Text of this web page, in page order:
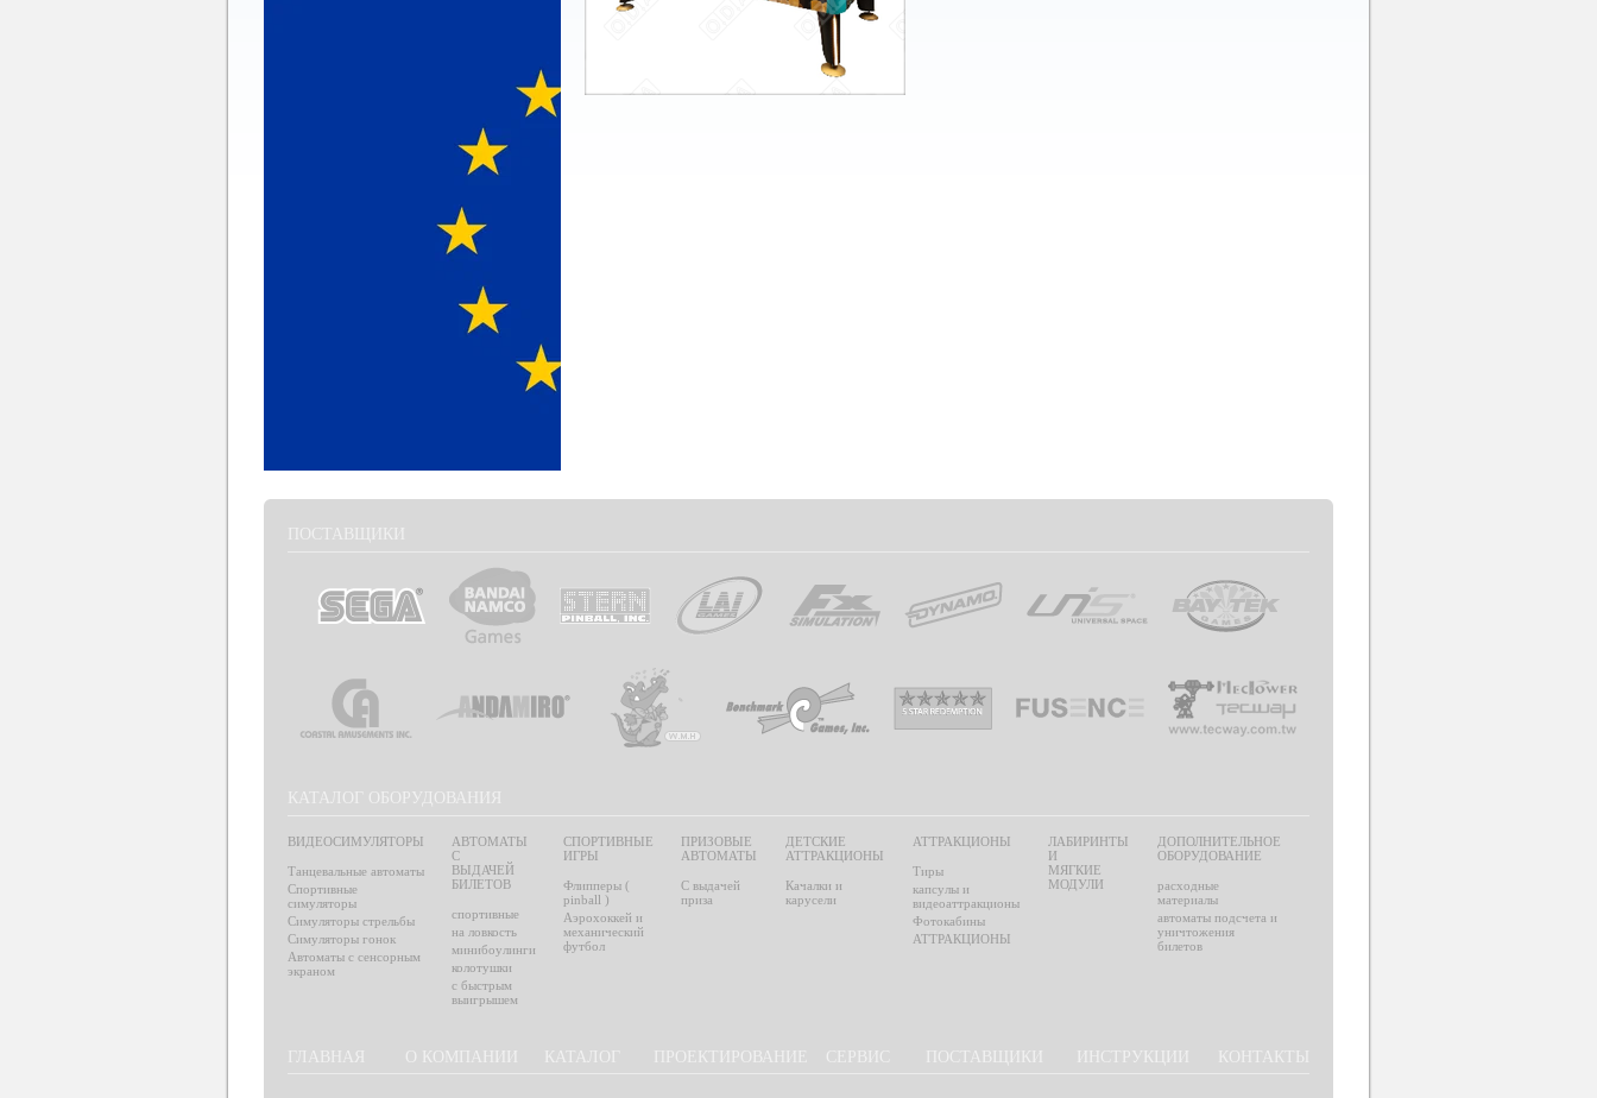
ПОСТАВЩИКИ
КАТАЛОГ ОБОРУДОВАНИЯ
ВИДЕОСИМУЛЯТОРЫ
Танцевальные автоматы
Спортивные
симуляторы
Симуляторы стрельбы
Симуляторы гонок
Автоматы с сенсорным
экраном
АВТОМАТЫ
С
ВЫДАЧЕЙ
БИЛЕТОВ
спортивные
на ловкость
минибоулинги
колотушки
с быстрым
выигрышем
СПОРТИВНЫЕ
ИГРЫ
Флипперы (
pinball )
Аэрохоккей и
механический
футбол
ПРИЗОВЫЕ
АВТОМАТЫ
С выдачей
приза
ДЕТСКИЕ
АТТРАКЦИОНЫ
Качалки и
карусели
АТТРАКЦИОНЫ
Тиры
капсулы и
видеоаттракционы
Фотокабины
АТТРАКЦИОНЫ
ЛАБИРИНТЫ
И
МЯГКИЕ
МОДУЛИ
ДОПОЛНИТЕЛЬНОЕ
ОБОРУДОВАНИЕ
расходные
материалы
автоматы подсчета и
уничтожения
билетов
ГЛАВНАЯ О КОМПАНИИ КАТАЛОГ ПРОЕКТИРОВАНИЕ СЕРВИС ПОСТАВЩИКИ ИНСТРУКЦИИ КОНТАКТЫ